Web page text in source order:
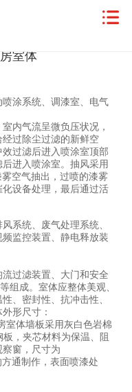
室体
涂系统、调漆室、电气
内气流呈微负压状况，
过除尘过滤的新鲜空
过滤后进入喷涂室顶部
进入喷涂室。抽风采用
空气抽出，过喷的漆雾
设备处理，最后通过活
系统、废气处理系统、
监控装置、静电释放装
过滤装置、大门和安全
组成。室体应整体美观、
、密封性、抗冲击性、
形尺寸：
室体墙板采用灰白色岩棉
板，夹芯材料为保温、阻
窗，尺寸为
通制作，表面喷漆处